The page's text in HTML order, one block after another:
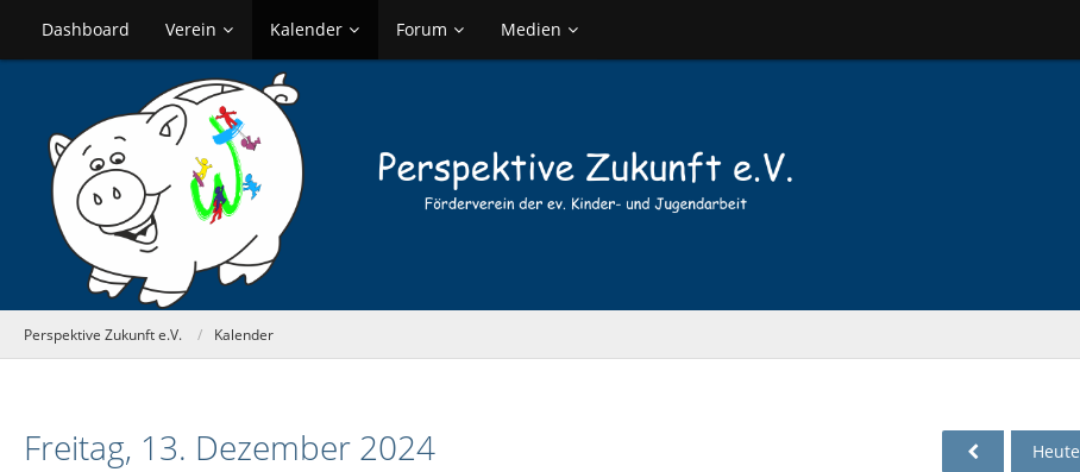
Dashboard Verein Kalender Forum Medien
Perspektive Zukunft e.V. Kalender
Freitag, 13. Dezember 2024 Heute